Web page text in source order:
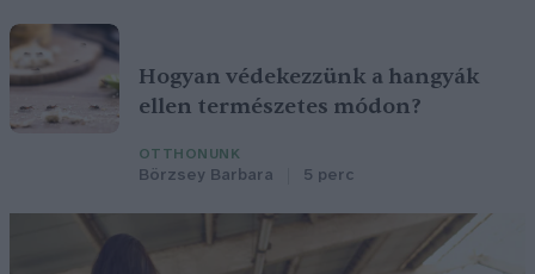
Hogyan védekezzünk a hangyák
ellen természetes módon?
OTTHONUNK
Börzsey Barbara 5 perc